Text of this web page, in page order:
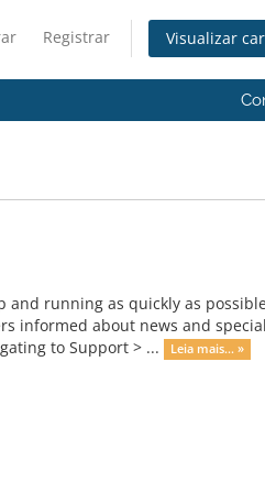
Registrar Visualizar
and running as quickly as
informed about news and
to Support > ...
Leia mais... »